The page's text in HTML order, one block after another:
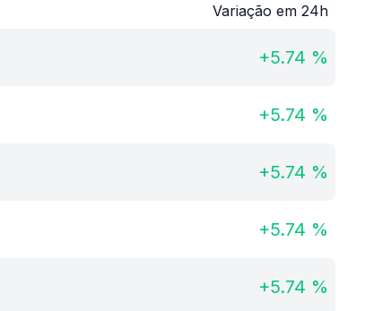
Variação em 24h
+5.74 %
+5.74 %
+5.74 %
+5.74 %
+5.74 %